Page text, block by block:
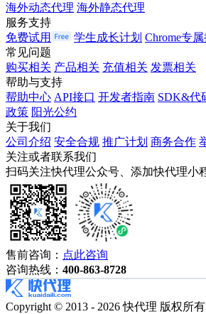
海外动态代理 海外静态代理
服务支持
免费试用
学生成长计划 Chrome专
常见问题
购买相关 产品相关 充值相关 发票相关
帮助与支持
帮助中心 API接口 开发者指南 SDK&代
政策 阳光公约
关于我们
公司介绍 安全合规 推广计划 商务合作
关注或者联系我们
扫码关注快代理公众号、添加快代理小
售前咨询： 点此咨询
咨询热线： 400-863-8728
Copyright © 2013 - 2026 快代理 版权所有